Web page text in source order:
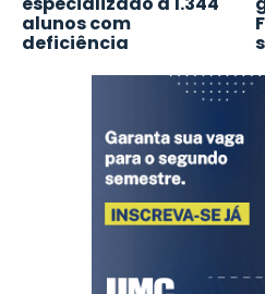
alunos com
deficiência